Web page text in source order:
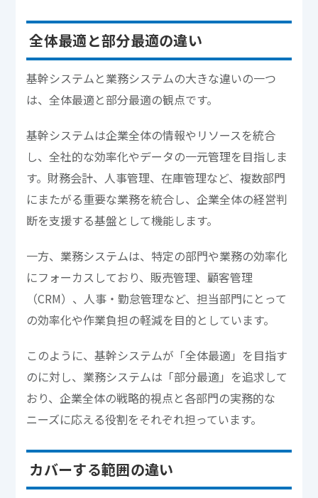
全体最適と部分最適の違い
基幹システムと業務システムの大きな違いの一つ
は、全体最適と部分最適の観点です。
基幹システムは企業全体の情報やリソースを統合
し、全社的な効率化やデータの一元管理を目指しま
す。財務会計、人事管理、在庫管理など、複数部門
にまたがる重要な業務を統合し、企業全体の経営判
断を支援する基盤として機能します。
一方、業務システムは、特定の部門や業務の効率化
にフォーカスしており、販売管理、顧客管理
（CRM）、人事・勤怠管理など、担当部門にとって
の効率化や作業負担の軽減を目的としています。
このように、基幹システムが「全体最適」を目指す
のに対し、業務システムは「部分最適」を追求して
おり、企業全体の戦略的視点と各部門の実務的な
ニーズに応える役割をそれぞれ担っています。
カバーする範囲の違い